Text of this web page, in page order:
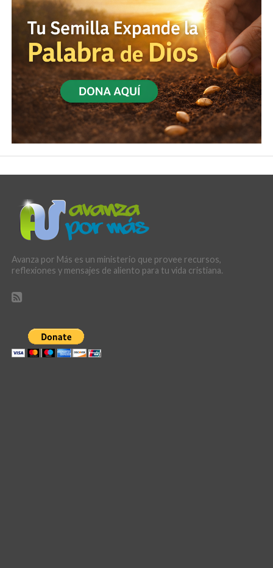
Avanza por Más es un ministerio que provee recursos,
reflexiones y mensajes de aliento para tu vida cristiana.